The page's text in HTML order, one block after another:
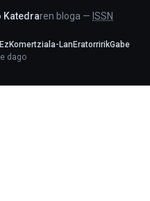
Katedraren bloga — ISSN
LanEratorririkGabe
dago